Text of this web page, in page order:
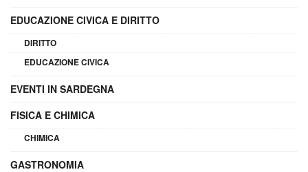
EDUCAZIONE CIVICA E DIRITTO
DIRITTO
EDUCAZIONE CIVICA
EVENTI IN SARDEGNA
FISICA E CHIMICA
CHIMICA
GASTRONOMIA